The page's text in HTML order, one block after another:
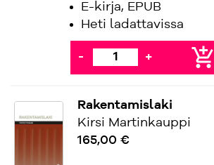
E-kirja, EPUB
Heti ladattavissa
- + add_shopping_cart
Rakentamislaki
Kirsi Martinkauppi
165,00 €